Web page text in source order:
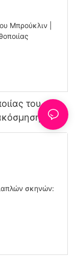
του
μπαρ